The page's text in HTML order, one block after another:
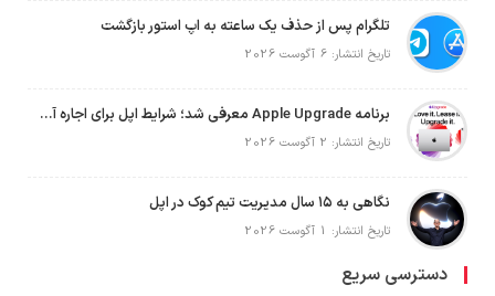
تلگرام پس از حذف یک ساعته به اپ استور بازگشت
تاریخ انتشار: 6 آگوست 2026
برنامه Apple Upgrade معرفی شد؛ شرایط اپل برای اجاره آیفون، آیپد، مک و اپل واچ
تاریخ انتشار: 2 آگوست 2026
نگاهی به ۱۵ سال مدیریت تیم کوک در اپل
تاریخ انتشار: 1 آگوست 2026
دسترسی سریع